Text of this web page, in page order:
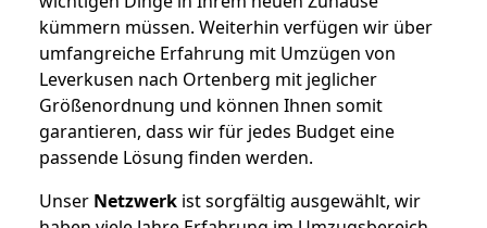
kümmern müssen. Weiterhin verfügen wir über
umfangreiche Erfahrung mit Umzügen von
Leverkusen nach Ortenberg mit jeglicher
Größenordnung und können Ihnen somit
garantieren, dass wir für jedes Budget eine
passende Lösung finden werden.
Unser Netzwerk ist sorgfältig ausgewählt, wir